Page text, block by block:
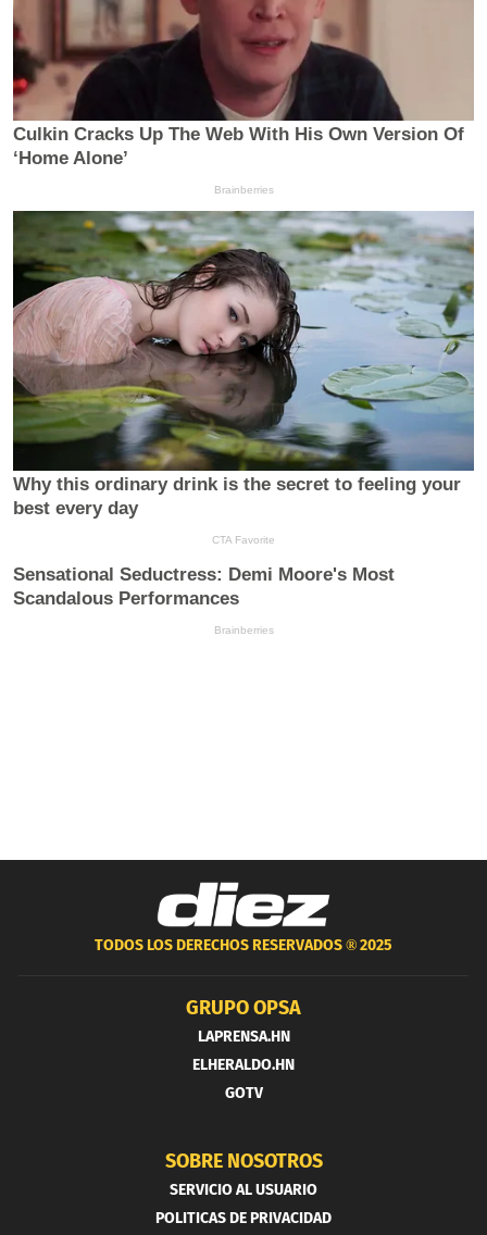
TODOS LOS DERECHOS RESERVADOS ®2025
GRUPO OPSA
LAPRENSA.HN
ELHERALDO.HN
GOTV
SOBRE NOSOTROS
SERVICIO AL USUARIO
POLITICAS DE PRIVACIDAD